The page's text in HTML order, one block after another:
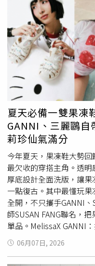
順利將動作漂亮呈現，
是一支廣告，而是讓孩
代表小麥姐姐（左起）
穆又甯。（圖／小超人
充滿溫度，琳妲與穆又
琳妲過去曾於教室授課
「敲碗」希望她回歸開
此次復出首支廣告就選擇
現信任情誼，沐妍則在
散發女神丰采，也表示平
現場感覺很不一樣，也
攝也是沐妍剪短髮造型後
麗人生》、《機智校園生
型的古程丰，積極拓展
碑，今年夏令營報名人
展動能，在團隊嚴選師
立市場信任。展望未來，
台北市蛋黃區開設新據
課程內容。古程丰說：
值得做一輩子。」
夏天必備一雙果凍
GANNI、三麗鷗自
莉珍仙氣滿分
今年夏天，果凍鞋大勢
最欠收的穿搭主角。透
厚底設計全面洗版，讓果
一點復古。其中最懂玩
全開，不只攜手GANNI
師SUSAN FANG聯名，
單品。MelissaX GANNI
標配Melissa這次找來丹
「甜酷女孩宇宙」正式
06月07日, 2026